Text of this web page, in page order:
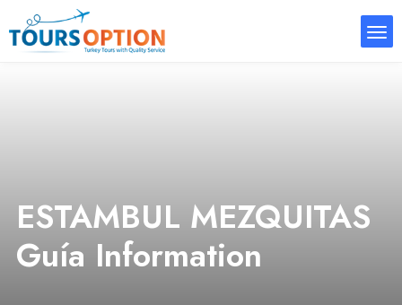
ESTAMBUL MEZQUITAS
Guía Information